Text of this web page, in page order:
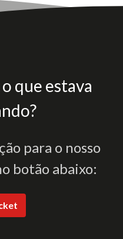
que estava
para o nosso
botão abaixo: